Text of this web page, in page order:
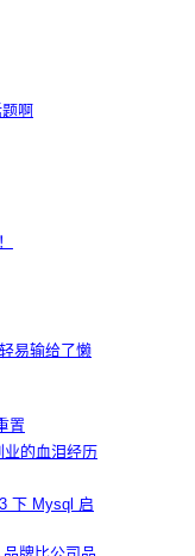
啊
易输给了懒
置
业的血泪经历
下 Mysql 启